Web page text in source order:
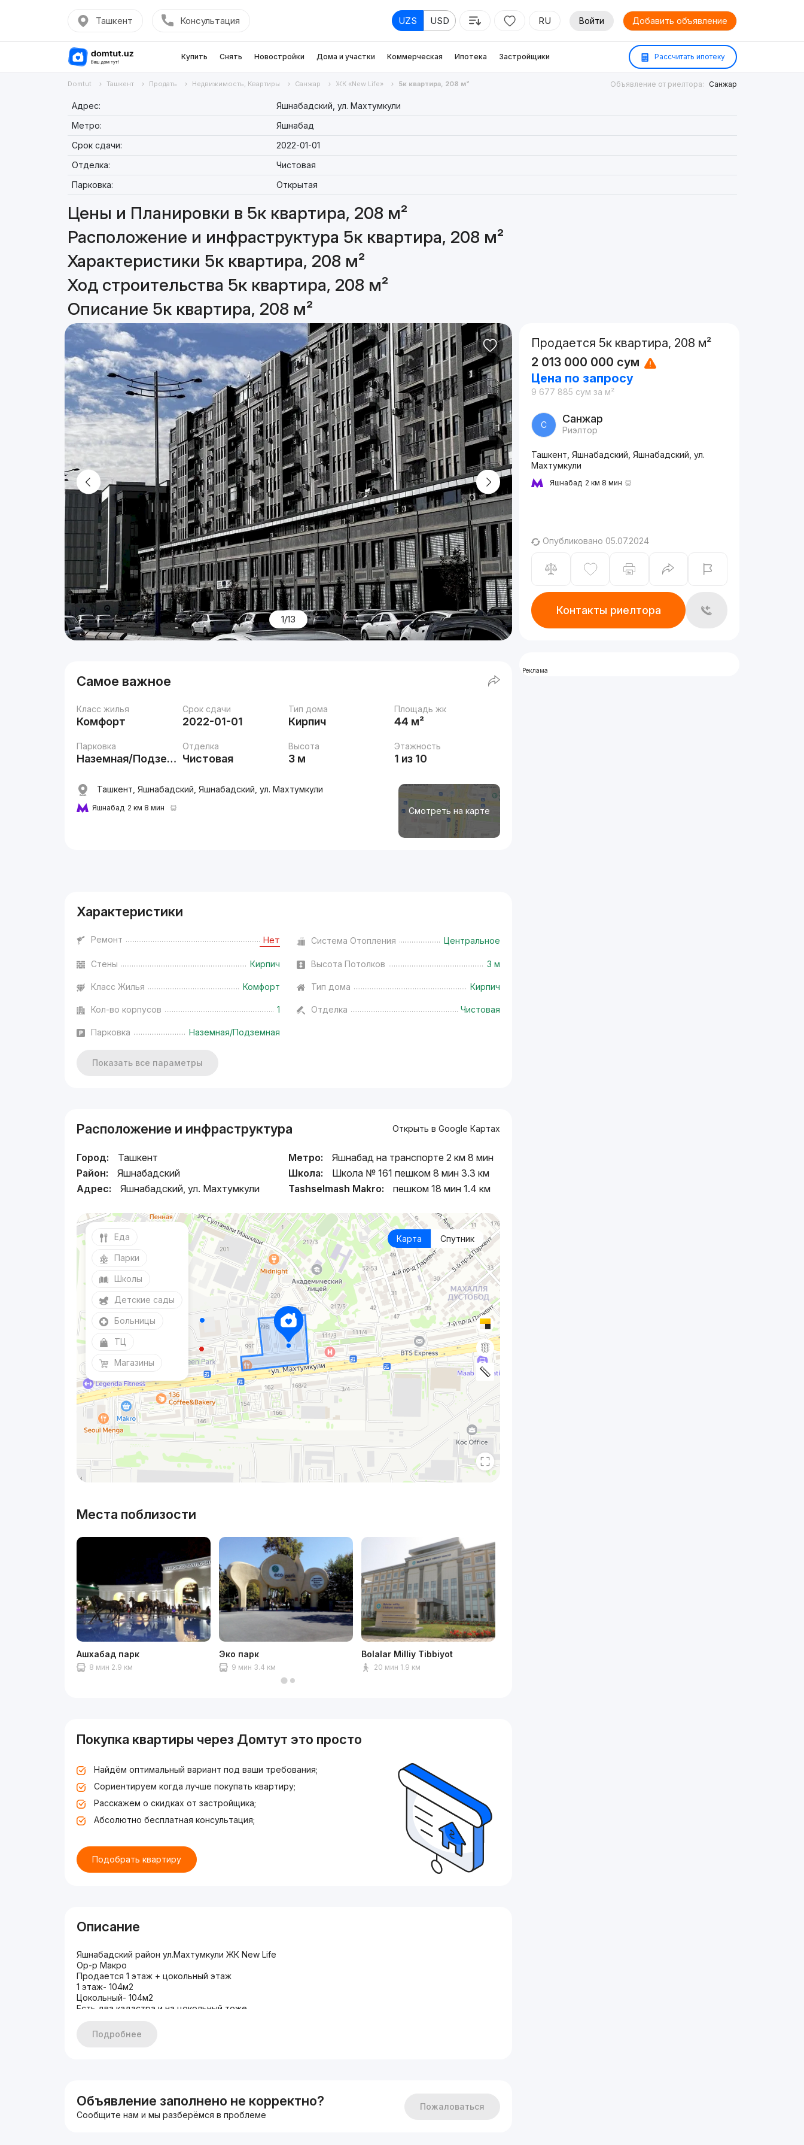
Ташкент Консультация UZS USD RU Войти Добавить объявление
Купить Снять Новостройки Дома и участки Коммерческая Ипотека Застройщики Рассчитать ипотеку
Domtut Ташкент Продать Недвижимость, Квартиры Санжар ЖК «New Life» 5к квартира, 208 м² Объявление от риелтора: Санжар
Адрес:
Яшнабадский, ул. Махтумкули
Метро:
Яшнабад
Срок сдачи:
2022-01-01
Отделка:
Чистовая
Парковка:
Открытая
Цены и Планировки в 5к квартира, 208 м²
Расположение и инфраструктура 5к квартира, 208 м²
Характеристики 5к квартира, 208 м²
Ход строительства 5к квартира, 208 м²
Описание 5к квартира, 208 м²
1/13
Самое важное
Класс жилья
Комфорт
Срок сдачи
2022-01-01
Тип дома
Кирпич
Площадь жк
44 м²
Парковка
Наземная/Подземная
Отделка
Чистовая
Высота
3 м
Этажность
1 из 10
Смотреть на карте
Ташкент, Яшнабадский, Яшнабадский, ул. Махтумкули
Яшнабад 2 км 8 мин
Характеристики
Ремонт Нет Система Отопления Центральное
Стены Кирпич Высота Потолков 3 м
Класс Жилья Комфорт Тип дома Кирпич
Кол-во корпусов 1 Отделка Чистовая
Парковка Наземная/Подземная
Показать все параметры
Расположение и инфраструктура Открыть в Google Картах
Город:
Ташкент
Район:
Яшнабадский
Адрес:
Яшнабадский, ул. Махтумкули
Метро:
Яшнабад на транспорте 2 км 8 мин
Школа:
Школа № 161 пешком 8 мин 3.3 км
Tashselmash Makro:
пешком 18 мин 1.4 км
Карта Спутник
Еда
Парки
Школы
Детские сады
Больницы
ТЦ
Магазины
Места поблизости
Ашхабад парк
8 мин 2.9 км
Эко парк
9 мин 3.4 км
Bolalar Milliy Tibbiyot
20 мин 1.9 км
Покупка квартиры через Домтут это просто
Найдём оптимальный вариант под ваши требования;
Сориентируем когда лучше покупать квартиру;
Расскажем о скидках от застройщика;
Абсолютно бесплатная консультация;
Подобрать квартиру
Описание
Яшнабадский район ул.Махтумкули ЖК New Life
Ор-р Макро
Продается 1 этаж + цокольный этаж
1 этаж- 104м2
Цокольный- 104м2
Есть два кадастра и на цокольный тоже
Подробнее
Объявление заполнено не корректно?
Сообщите нам и мы разберёмся в проблеме
Пожаловаться
Продается 5к квартира, 208 м²
2 013 000 000 сум
Цена по запросу
9 677 885 сум за м²
С Санжар
Риэлтор
Ташкент, Яшнабадский, Яшнабадский, ул.
Махтумкули
Яшнабад 2 км 8 мин
Опубликовано 05.07.2024
Контакты риелтора
Реклама